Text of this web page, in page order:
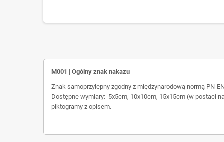
M001 | Ogólny znak nakazu
Znak samoprzylepny zgodny z międzynarodową normą PN-
Dostępne wymiary: 5x5cm, 10x10cm, 15x15cm (w postaci
piktogramy z opisem.